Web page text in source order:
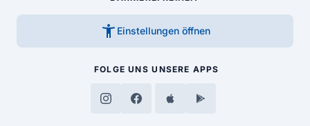
accessibility_new Einstellungen öffnen
FOLGE UNS UNSERE APPS